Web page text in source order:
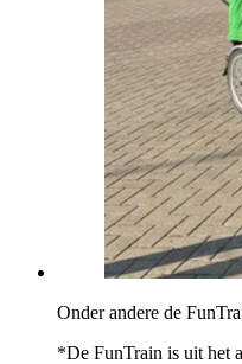
Onder andere de
*De FunTrain is uit het